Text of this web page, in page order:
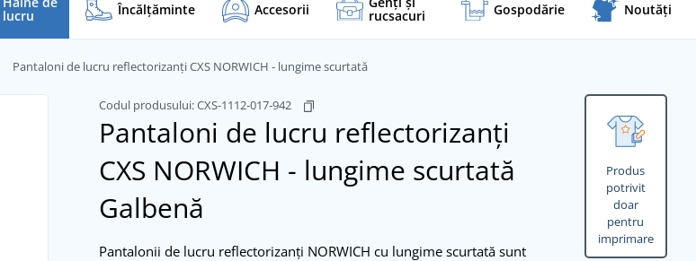
lucru Încălţăminte Accesorii rucsacuri Gospodărie Noutăți
Pantaloni de lucru reflectorizanți CXS NORWICH - lungime scurtată
Produs
potrivit
doar
pentru
imprimare
Codul produsului:CXS-1112-017-942
Pantaloni de lucru reflectorizanți
CXS NORWICH - lungime scurtată
Galbenă
Pantalonii de lucru reflectorizanți NORWICH cu lungime scurtată sunt